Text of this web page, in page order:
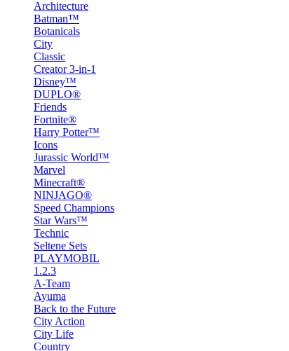
Architecture
Batman™
Botanicals
City
Classic
Creator 3-in-1
Disney™
DUPLO®
Friends
Fortnite®
Harry Potter™
Icons
Jurassic World™
Marvel
Minecraft®
NINJAGO®
Speed Champions
Star Wars™
Technic
Seltene Sets
PLAYMOBIL
1.2.3
A-Team
Ayuma
Back to the Future
City Action
City Life
Country